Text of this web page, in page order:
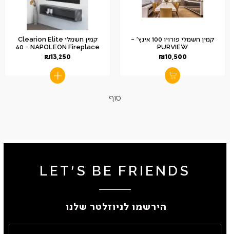
קמין חשמלי פורויו 100 אינץ' –
PURVIEW
₪10,500
קמין חשמלי Clearion Elite
60 – NAPOLEON Fireplace
₪13,250
סוף
LET'S BE FRIENDS
הירשמו לניוזלטר שלנו ​